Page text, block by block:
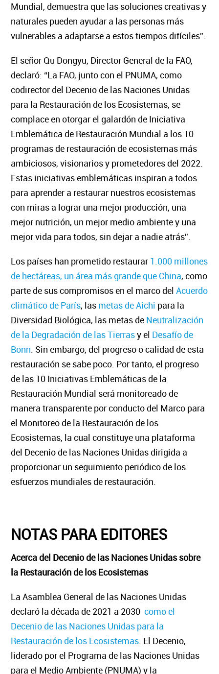
Mundial, demuestra que las soluciones creativas y
naturales pueden ayudar a las personas más
vulnerables a adaptarse a estos tiempos difíciles”.
El señor Qu Dongyu, Director General de la FAO,
declaró: “La FAO, junto con el PNUMA, como
codirector del Decenio de las Naciones Unidas
para la Restauración de los Ecosistemas, se
complace en otorgar el galardón de Iniciativa
Emblemática de Restauración Mundial a los 10
programas de restauración de ecosistemas más
ambiciosos, visionarios y prometedores del 2022.
Estas iniciativas emblemáticas inspiran a todos
para aprender a restaurar nuestros ecosistemas
con miras a lograr una mejor producción, una
mejor nutrición, un mejor medio ambiente y una
mejor vida para todos, sin dejar a nadie atrás”.
Los países han prometido restaurar 1.000 millones
de hectáreas, un área más grande que China, como
parte de sus compromisos en el marco delAcuerdo
climático de París, las metas de Aichi para la
Diversidad Biológica, las metas de Neutralización
de la Degradación de las Tierrasy el Desafío de
Bonn. Sin embargo, del progreso o calidad de esta
restauración se sabe poco. Por tanto, el progreso
de las 10 Iniciativas Emblemáticas de la
Restauración Mundial será monitoreado de
manera transparente por conducto del Marco para
el Monitoreo de la Restauración de los
Ecosistemas, la cual constituye una plataforma
del Decenio de las Naciones Unidas dirigida a
proporcionar un seguimiento periódico de los
esfuerzos mundiales de restauración.
NOTAS PARA EDITORES
Acerca del Decenio de las Naciones Unidas sobre
la Restauración de los Ecosistemas
La Asamblea General de las Naciones Unidas
declaró la década de 2021 a 2030 como el
Decenio de las Naciones Unidas para la
Restauración de los Ecosistemas. El Decenio,
liderado por el Programa de las Naciones Unidas
para el Medio Ambiente (PNUMA) y la